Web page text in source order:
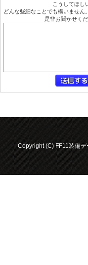
こうしてほし
どんな些細なことでも構いません
是非お聞かせくだ
Copyright (C) FF11装備